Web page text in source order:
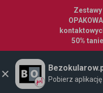
Zestawy
50%
Pobierz aplikację